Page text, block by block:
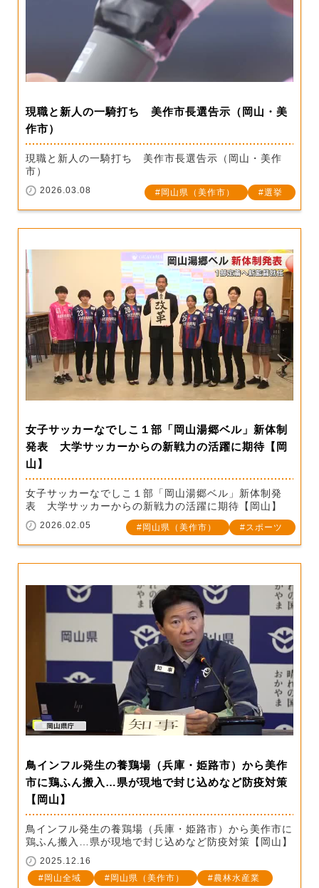
現職と新人の一騎打ち 美作市長選告示（岡山・美
作市）
現職と新人の一騎打ち 美作市長選告示（岡山・美作
市）
2026.03.08 岡山県（美作市） 選挙
女子サッカーなでしこ１部「岡山湯郷ベル」新体制
発表 大学サッカーからの新戦力の活躍に期待【岡
山】
女子サッカーなでしこ１部「岡山湯郷ベル」新体制発
表 大学サッカーからの新戦力の活躍に期待【岡山】
2026.02.05 岡山県（美作市） スポーツ
鳥インフル発生の養鶏場（兵庫・姫路市）から美作
市に鶏ふん搬入…県が現地で封じ込めなど防疫対策
【岡山】
鳥インフル発生の養鶏場（兵庫・姫路市）から美作市に
鶏ふん搬入…県が現地で封じ込めなど防疫対策【岡山】
2025.12.16
岡山全域
岡山県（美作市） 農林水産業